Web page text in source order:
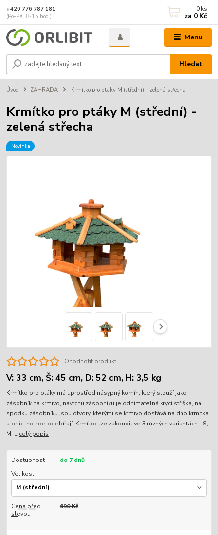
Menu
Hledat
+420 776 787 181
(Po-Pá, 8-15 hod.)
0 ks
za 0 Kč
Úvod ZAHRADA Krmítko pro ptáky M (střední) - zelená střecha
Krmítko pro ptáky M (střední) -
zelená střecha
Novinka
Ohodnotit produkt
V: 33 cm, Š: 45 cm, D: 52 cm, H: 3,5 kg
Krmítko pro ptáky má uprostřed násypný komín, který slouží jako
zásobník na krmivo, navrchu zásobníku je odnímatelná krycí stříška, na
spodku zásobníku jsou otvory, kterými se krmivo dostává na dno krmítka
a práci ho zde odebírají. Krmítko lze zakoupit ve 3 různých variantách - S,
M, L celý popis
Dostupnost
do 7 dnů
Velikost
Cena před
slevou
690 Kč